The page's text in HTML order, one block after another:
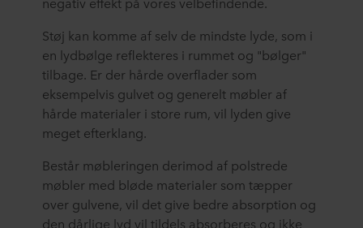
Støj kan komme af selv de mindste lyde, som i
en lydbølge reflekteres i rummet og "bølger"
tilbage. Er der hårde overflader som
eksempelvis gulvet og generelt møbler af
hårde materialer i store rum, vil lyden give
meget efterklang.
Består møbleringen derimod af polstrede
møbler med bløde materialer som tæpper
over gulvene, vil det give bedre absorption og
den dårlige lyd vil tildels absorberes og ikke